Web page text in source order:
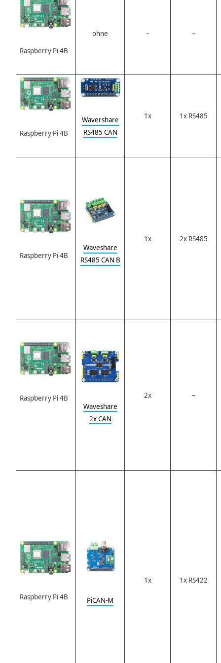
Raspberry Pi 4B
ohne – –
Raspberry Pi 4B
Wavershare
RS485 CAN
1x 1x RS485
Raspberry Pi 4B
Waveshare
RS485 CAN B
1x 2x RS485
Raspberry Pi 4B
Waveshare
2x CAN
2x –
Raspberry Pi 4B PiCAN-M
1x 1x RS422